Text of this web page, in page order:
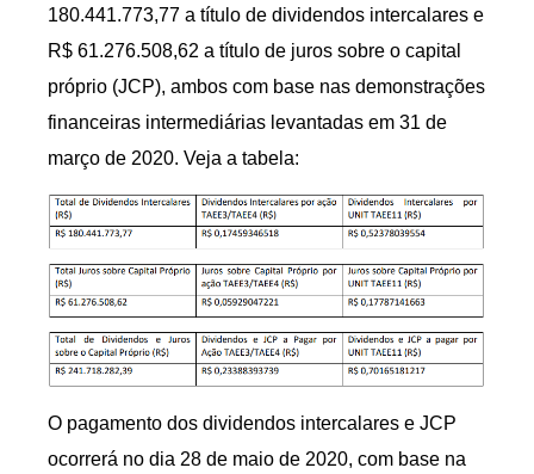
180.441.773,77 a título de dividendos intercalares e
R$ 61.276.508,62 a título de juros sobre o capital
próprio (JCP), ambos com base nas demonstrações
financeiras intermediárias levantadas em 31 de
março de 2020. Veja a tabela:
O pagamento dos dividendos intercalares e JCP
ocorrerá no dia 28 de maio de 2020, com base na